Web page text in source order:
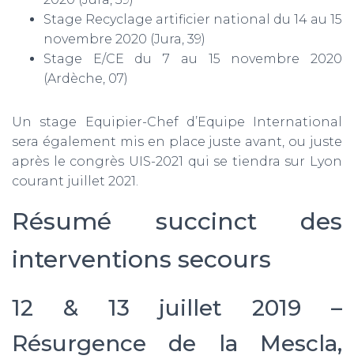
Stage Recyclage artificier national du 14 au 15
novembre 2020 (Jura, 39)
Stage E/CE du 7 au 15 novembre 2020
(Ardèche, 07)
Un stage Equipier-Chef d’Equipe International
sera également mis en place juste avant, ou juste
après le congrès UIS-2021 qui se tiendra sur Lyon
courant juillet 2021.
Résumé succinct des
interventions secours
12 & 13 juillet 2019 –
Résurgence de la Mescla,